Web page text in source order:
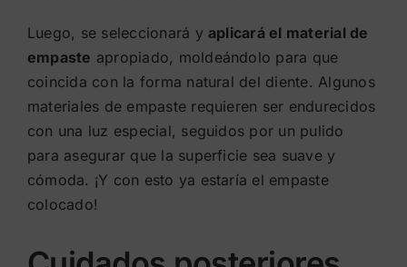
Luego, se seleccionará y aplicará el material de
empaste apropiado, moldeándolo para que
coincida con la forma natural del diente. Algunos
materiales de empaste requieren ser endurecidos
con una luz especial, seguidos por un pulido
para asegurar que la superficie sea suave y
cómoda. ¡Y con esto ya estaría el empaste
colocado!